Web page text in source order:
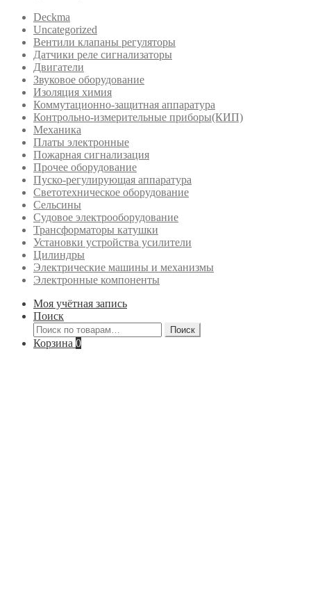
Deckma
Uncategorized
Вентили клапаны регуляторы
Датчики реле сигнализаторы
Двигатели
Звуковое оборудование
Изоляция химия
Коммутационно-защитная аппаратура
Контрольно-измерительные приборы(КИП)
Механика
Платы электронные
Пожарная сигнализация
Прочее оборудование
Пуско-регулирующая аппаратура
Светотехническое оборудование
Сельсины
Судовое электрооборудование
Трансформаторы катушки
Установки устройства усилители
Цилиндры
Электрические машины и механизмы
Электронные компоненты
Моя учётная запись
Поиск
Искать:
Поиск
Корзина 0